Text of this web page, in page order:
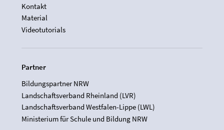
Kontakt
Material
Videotutorials
Partner
Bildungspartner NRW
Landschaftsverband Rheinland (LVR)
Landschaftsverband Westfalen-Lippe (LWL)
Ministerium für Schule und Bildung NRW